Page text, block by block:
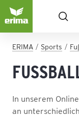
ERIMA Sports
In unserem
an